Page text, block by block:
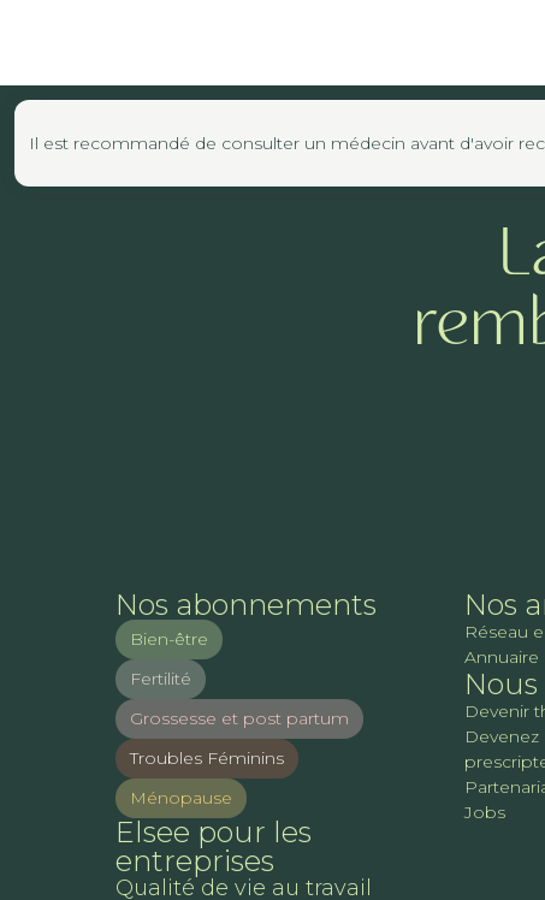
Il est recommandé de consulter un médecin avant d'avoir
Nos abonnements
Bien-être
Fertilité
Grossesse et post partum
Troubles Féminins
Ménopause
Elsee pour les
entreprises
Qualité de vie au travail
Nos
Réseau
Annuaire
Devenir
Devenez
Jobs